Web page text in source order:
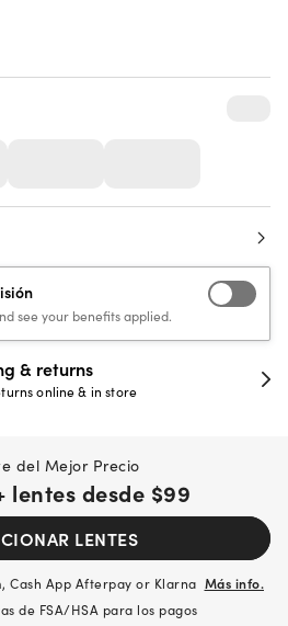
see your benefits applied.
& returns
online & in store
del Mejor Precio
lentes desde $99
LENTES
Cash App Afterpay or Klarna Más info.
de FSA/HSA para los pagos